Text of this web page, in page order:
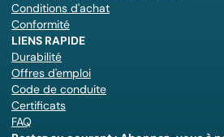
Conditions d'achat
Conformité
LIENS RAPIDE
Durabilité
Offres d'emploi
Code de conduite
Certificats
FAQ